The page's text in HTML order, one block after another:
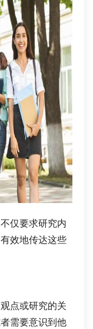
仅要求研究内
效地传达这些
点或研究的关
需要意识到他